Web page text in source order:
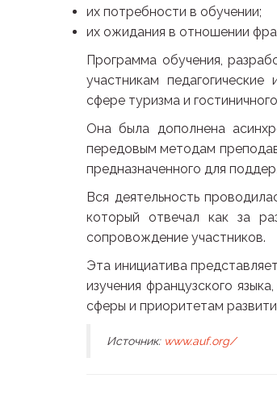
их потребности в обучении;
их ожидания в отношении
Программа обучения,
участникам
сфере туризма и
Она была дополнена
передовым методам
предназначенного для
Вся деятельность
который отвечал как за
сопровождение участников.
Эта инициатива
изучения французского
сферы и приоритетам
Источник: www.auf.org/